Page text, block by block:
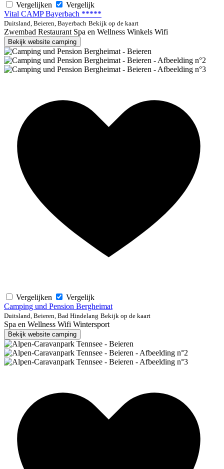
Vergelijken
Vergelijk
Vital CAMP Bayerbach *****
Duitsland, Beieren, Bayerbach Bekijk op de kaart
Zwembad Restaurant Spa en Wellness Winkels Wifi
Bekijk website camping
Vergelijken
Vergelijk
Camping und Pension Bergheimat
Duitsland, Beieren, Bad Hindelang Bekijk op de kaart
Spa en Wellness Wifi Wintersport
Bekijk website camping